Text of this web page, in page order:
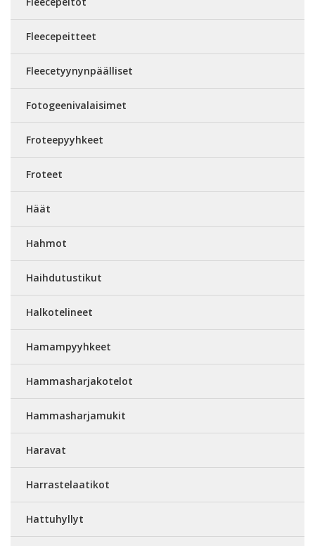
Fleecepeitteet
Fleecetyynynpäälliset
Fotogeenivalaisimet
Froteepyyhkeet
Froteet
Häät
Hahmot
Haihdutustikut
Halkotelineet
Hamampyyhkeet
Hammasharjakotelot
Hammasharjamukit
Haravat
Harrastelaatikot
Hattuhyllyt